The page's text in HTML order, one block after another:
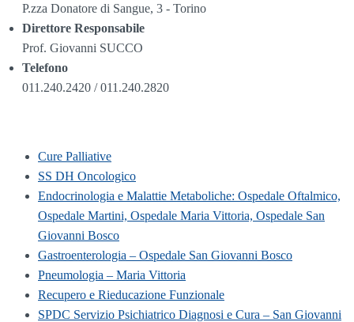
P.zza Donatore di Sangue, 3 - Torino
Direttore Responsabile
Prof. Giovanni SUCCO
Telefono
011.240.2420 / 011.240.2820
Cure Palliative
SS DH Oncologico
Endocrinologia e Malattie Metaboliche: Ospedale Oftalmico,
Ospedale Martini, Ospedale Maria Vittoria, Ospedale San
Giovanni Bosco
Gastroenterologia – Ospedale San Giovanni Bosco
Pneumologia – Maria Vittoria
Recupero e Rieducazione Funzionale
SPDC Servizio Psichiatrico Diagnosi e Cura – San Giovanni